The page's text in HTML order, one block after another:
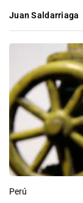
Juan Saldarriaga
Perú